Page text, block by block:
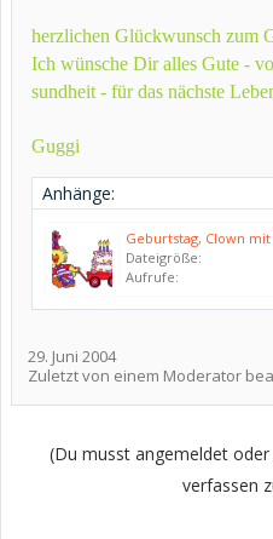
herzlichen Glückwunsch zum
Ich wünsche Dir alles Gute -
sundheit - für das nächste
Guggi
Anhänge:
Geburtstag, Clown
Dateigröße:
Aufrufe:
29. Juni 2004
Zuletzt von einem Moderator
(Du musst angemeldet
verfassen